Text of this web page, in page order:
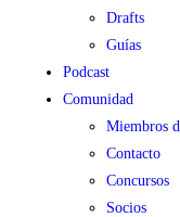
Drafts
Guías
Podcast
Comunidad
Miembros
Contacto
Concursos
Socios